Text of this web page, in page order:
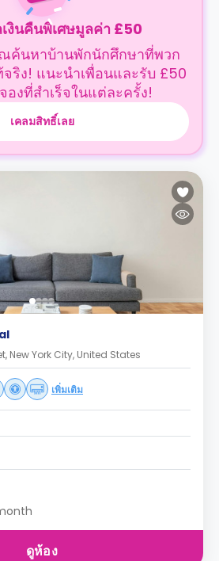
งินคืนพิเศษมูลค่า £50
ค้นหาบ้านพักนักศึกษาที่พวก
จริง! แนะนำเพื่อนและรับ £50
องที่สำเร็จในแต่ละครั้ง!
เคลมสิทธิ์เลย
New York City, United States
เพิ่มเติม
ดูห้อง